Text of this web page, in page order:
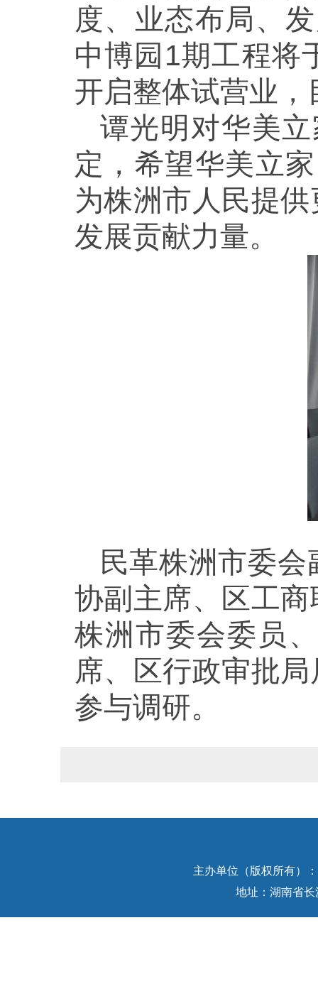
度、业态布局、
中博园1期工程将
开启整体试营业
谭光明对华美
定，希望华美立
为株洲市人民提
发展贡献力量。
民革株洲市委
协副主席、区工
株洲市委会委员
席、区行政审批
参与调研。
主办单位（版权所有）
地址：湖南省